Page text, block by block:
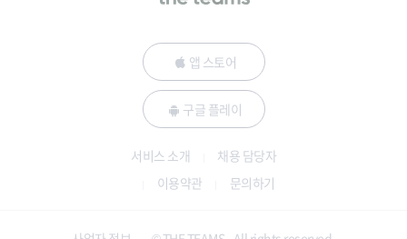
앱 스토어
구글 플레이
서비스 소개
채용 담당자
이용약관
문의하기